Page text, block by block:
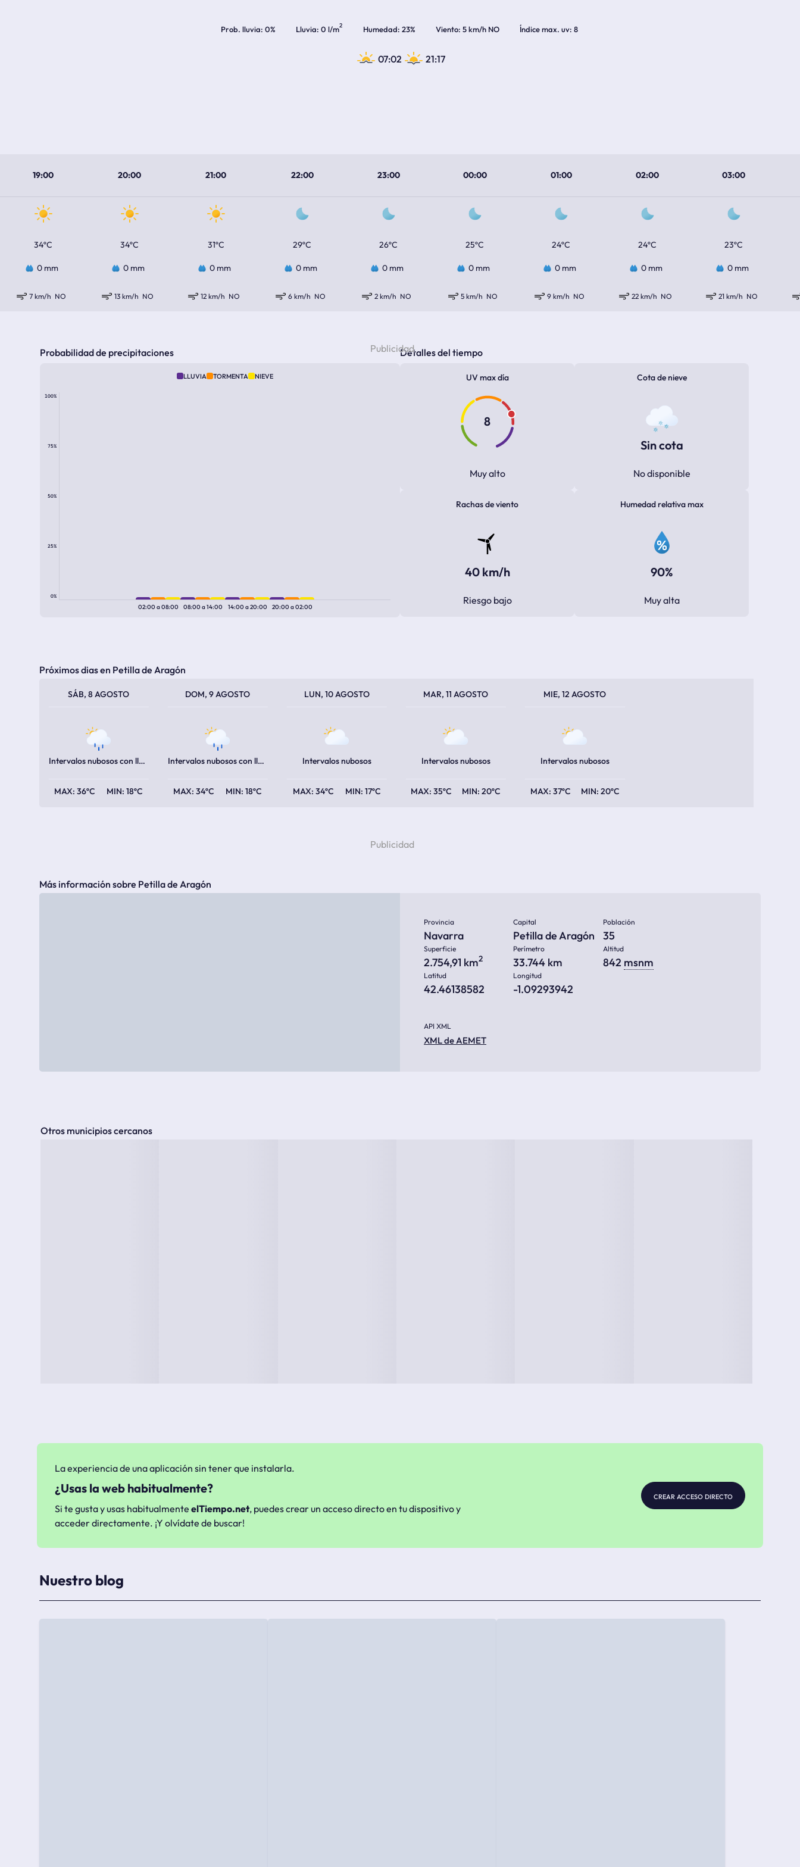
Prob. lluvia 0% Lluvia 0 l/m2 Humedad 23% Viento 5 km/h NO Índice max. uv 8
07:02 21:17
19:00 20:00 21:00 22:00 23:00 00:00 01:00 02:00 03:00
34ºC 34ºC 31ºC 29ºC 26ºC 25ºC 24ºC 24ºC 23ºC
0 mm 0 mm 0 mm 0 mm 0 mm 0 mm 0 mm 0 mm 0 mm
7 km/h NO 13 km/h NO 12 km/h NO 6 km/h NO 2 km/h NO 5 km/h NO 9 km/h NO 22 km/h NO 21 km/h NO
Probabilidad de precipitaciones
LLUVIA TORMENTA NIEVE
100%
75%
50%
25%
0%
02:00a08:00 08:00a14:00 14:00a20:00 20:00a02:00
Detalles del tiempo
UV max día
8
Muy alto
Cota de nieve
Sin cota
No disponible
Rachas de viento
40 km/h
Riesgo bajo
Humedad relativa max
90%
Muy alta
Próximos dias en Petilla de Aragón
SÁB, 8 AGOSTO
Intervalos nubosos con lluvia
36ºC 18ºC
DOM, 9 AGOSTO
Intervalos nubosos con lluvia
34ºC 18ºC
LUN, 10 AGOSTO
Intervalos nubosos
34ºC 17ºC
MAR, 11 AGOSTO
Intervalos nubosos
35ºC 20ºC
MIE, 12 AGOSTO
Intervalos nubosos
37ºC 20ºC
Más información sobre Petilla de Aragón
Provincia
Navarra
Capital
Petilla de Aragón
Población
35
Superficie
2.754,91 km2
Perímetro
33.744 km
Altitud
842 msnm
Latitud
42.46138582
Longitud
-1.09293942
API XML
XML de AEMET
Otros municipios cercanos
La experiencia de una aplicación sin tener que instalarla.
¿Usas la web habitualmente?
Si te gusta y usas habitualmente elTiempo.net, puedes crear un acceso directo en tu dispositivo y
acceder directamente. ¡Y olvídate de buscar!
crear acceso directo
Nuestro blog